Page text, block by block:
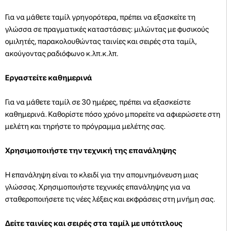
Για να μάθετε ταμίλ γρηγορότερα, πρέπει να εξασκείτε τη
γλώσσα σε πραγματικές καταστάσεις: μιλώντας με φυσικούς
ομιλητές, παρακολουθώντας ταινίες και σειρές στα ταμίλ,
ακούγοντας ραδιόφωνο κ.λπ.κ.λπ.
Εργαστείτε καθημερινά
Για να μάθετε ταμίλ σε 30 ημέρες, πρέπει να εξασκείστε
καθημερινά. Καθορίστε πόσο χρόνο μπορείτε να αφιερώσετε στη
μελέτη και τηρήστε το πρόγραμμα μελέτης σας.
Χρησιμοποιήστε την τεχνική της επανάληψης
Η επανάληψη είναι το κλειδί για την απομνημόνευση μιας
γλώσσας. Χρησιμοποιήστε τεχνικές επανάληψης για να
σταθεροποιήσετε τις νέες λέξεις και εκφράσεις στη μνήμη σας.
Δείτε ταινίες και σειρές στα ταμίλ με υπότιτλους